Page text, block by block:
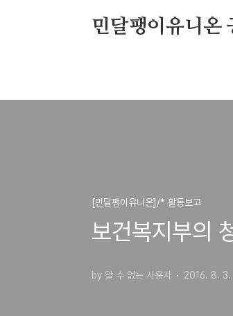
민달팽이유니온
[민달팽이유니온]/* 활동보고
보건복지부의
by 알 수 없는 사용자 2016. 8. 3.